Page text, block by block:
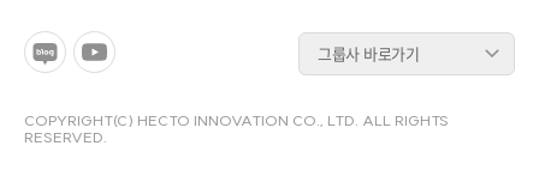
그룹사 바로가기
COPYRIGHT(C) HECTO INNOVATION CO., LTD. ALL RIGHTS
RESERVED.